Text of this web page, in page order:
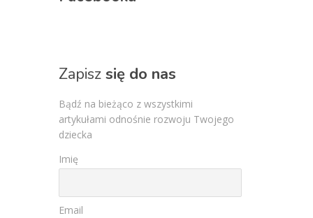
Zapisz się do nas
Bądź na bieżąco z wszystkimi
artykułami odnośnie rozwoju Twojego
dziecka
Imię
Email